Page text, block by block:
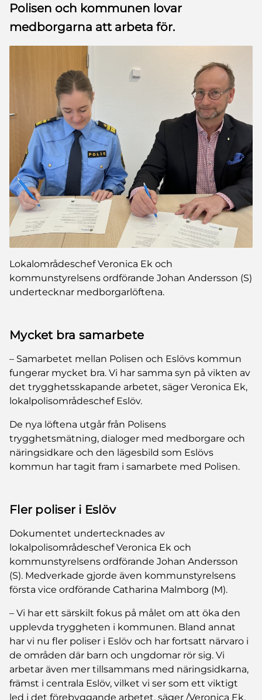
Polisen och kommunen lovar
medborgarna att arbeta för.
Lokalområdeschef Veronica Ek och
kommunstyrelsens ordförande Johan Andersson (S)
undertecknar medborgarlöftena.
Mycket bra samarbete
– Samarbetet mellan Polisen och Eslövs kommun
fungerar mycket bra. Vi har samma syn på vikten av
det trygghetsskapande arbetet, säger Veronica Ek,
lokalpolisområdeschef Eslöv.
De nya löftena utgår från Polisens
trygghetsmätning, dialoger med medborgare och
näringsidkare och den lägesbild som Eslövs
kommun har tagit fram i samarbete med Polisen.
Fler poliser i Eslöv
Dokumentet undertecknades av
lokalpolisområdeschef Veronica Ek och
kommunstyrelsens ordförande Johan Andersson
(S). Medverkade gjorde även kommunstyrelsens
första vice ordförande Catharina Malmborg (M).
– Vi har ett särskilt fokus på målet om att öka den
upplevda tryggheten i kommunen. Bland annat
har vi nu fler poliser i Eslöv och har fortsatt närvaro i
de områden där barn och ungdomar rör sig. Vi
arbetar även mer tillsammans med näringsidkarna,
främst i centrala Eslöv, vilket vi ser som ett viktigt
led i det förebyggande arbetet, säger /Veronica Ek.